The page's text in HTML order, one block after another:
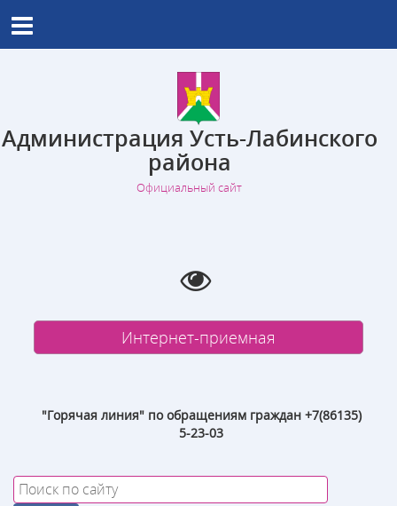
Администрация Усть-Лабинского
района
Официальный сайт
Интернет-приемная
"Горячая линия" по обращениям граждан +7(86135)
5-23-03